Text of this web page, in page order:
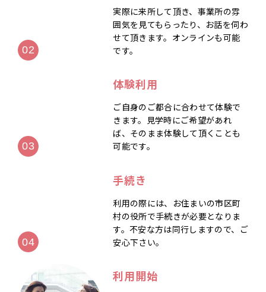
実際に来所して頂き、事業所の雰
囲気を見てもらったり、お話を伺わ
せて頂きます。オンラインも可能
です。
体験利用
ご自身のご都合に合わせて体験で
きます。見学時にご希望があれ
ば、そのまま体験して頂くことも
可能です。
手続き
利用の際には、お住まいの市区町
村の役所で手続きが必要となりま
す。不安な方は同行しますので、ご
安心下さい。
利用開始